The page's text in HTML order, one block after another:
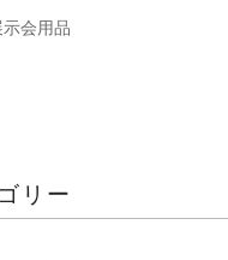
示会用品
リー